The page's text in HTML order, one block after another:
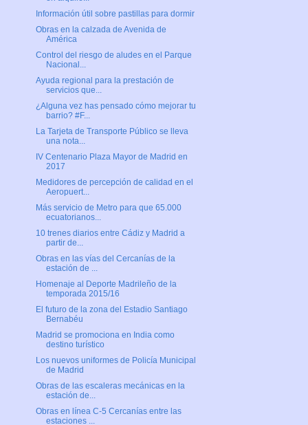
Información útil sobre pastillas para dormir
Obras en la calzada de Avenida de
América
Control del riesgo de aludes en el Parque
Nacional...
Ayuda regional para la prestación de
servicios que...
¿Alguna vez has pensado cómo mejorar tu
barrio? #F...
La Tarjeta de Transporte Público se lleva
una nota...
IV Centenario Plaza Mayor de Madrid en
2017
Medidores de percepción de calidad en el
Aeropuert...
Más servicio de Metro para que 65.000
ecuatorianos...
10 trenes diarios entre Cádiz y Madrid a
partir de...
Obras en las vías del Cercanías de la
estación de ...
Homenaje al Deporte Madrileño de la
temporada 2015/16
El futuro de la zona del Estadio Santiago
Bernabéu
Madrid se promociona en India como
destino turístico
Los nuevos uniformes de Policía Municipal
de Madrid
Obras de las escaleras mecánicas en la
estación de...
Obras en línea C-5 Cercanías entre las
estaciones ...